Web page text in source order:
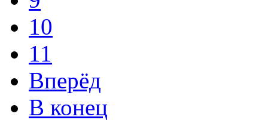
10
11
Вперёд
В конец